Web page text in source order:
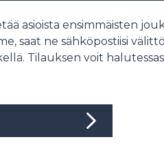
asioista ensimmäisten
saat ne sähköpostiisi
Tilauksen voit